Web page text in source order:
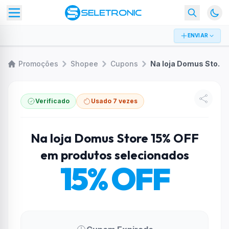
ENVIAR
Promoções Shopee Cupons Na loja Domus Store 15% OFF em produtos selecionados
Verificado Usado 7 vezes
Na loja Domus Store 15% OFF
em produtos selecionados
15% OFF